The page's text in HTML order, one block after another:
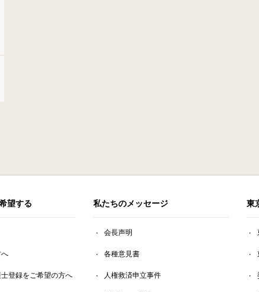
望する
登録をご希望の方へ
私たちのメッセージ
会長声明
各種意見書
人権救済申立事件
東